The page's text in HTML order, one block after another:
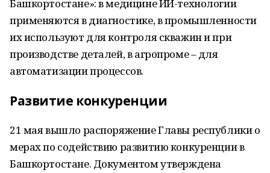
Башкортостане»: в медицине ИИ-технологии
применяются в диагностике, в промышленности
их используют для контроля скважин и при
производстве деталей, в агропроме – для
автоматизации процессов.
Развитие конкуренции
21 мая вышло распоряжение Главы республики о
мерах по содействию развитию конкуренции в
Башкортостане. Документом утверждена